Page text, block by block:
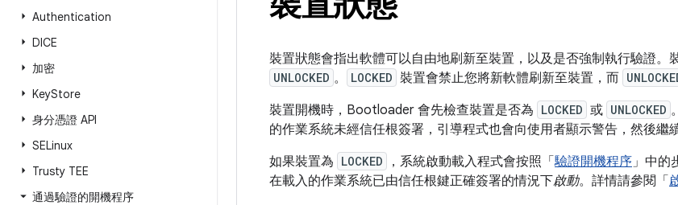
Authentication
DICE
加密
KeyStore
身分憑證 API
SELinux
Trusty TEE
通過驗證的開機程序
裝置狀態會指出軟體可以自由地刷新至裝置，以及是否強制執行驗證。
UNLOCKED 。 LOCKED 裝置會禁止您將新軟體刷新至裝置，而
裝置開機時，Bootloader 會先檢查裝置是否為 LOCKED 或 UNLOCKED
的作業系統未經信任根簽署，引導程式也會向使用者顯示警告，然後繼
如果裝置為 LOCKED ，系統啟動載入程式會按照「驗證開機程序」中的
在載入的作業系統已由信任根鍵正確簽署的情況下啟動。詳情請參閱「